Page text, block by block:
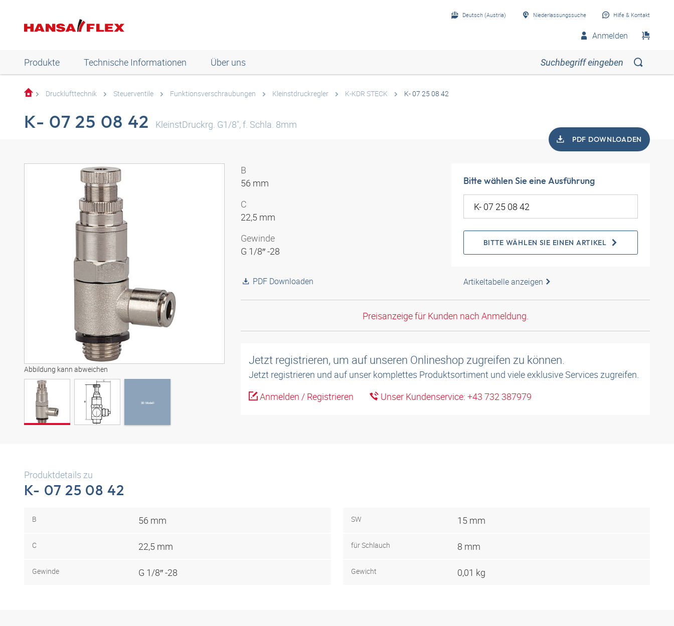
Deutsch (Austria) Niederlassungssuche Hilfe & Kontakt
Anmelden
Produkte Technische Informationen Über uns
Drucklufttechnik Steuerventile Funktionsverschraubungen Kleinstdruckregler K-KDR STECK K- 07 25 08 42
K- 07 25 08 42 KleinstDruckrg. G1/8", f. Schla. 8mm
PDF DOWNLOADEN
Abbildung kann abweichen
3D Modell
3D Modell
B
56 mm
C
22,5 mm
Gewinde
G 1/8″ -28
PDF Downloaden
Bitte wählen Sie eine Ausführung
BITTE WÄHLEN SIE EINEN ARTIKEL
Artikeltabelle anzeigen
Preisanzeige für Kunden nach Anmeldung.
Jetzt registrieren, um auf unseren Onlineshop zugreifen zu können.
Jetzt registrieren und auf unser komplettes Produktsortiment und viele exklusive Services zugreifen.
Anmelden / Registrieren
Unser Kundenservice: +43 732 387979
Produktdetails zu
K- 07 25 08 42
B 56 mm
C 22,5 mm
Gewinde G 1/8″ -28
SW 15 mm
für Schlauch 8 mm
Gewicht 0,01 kg